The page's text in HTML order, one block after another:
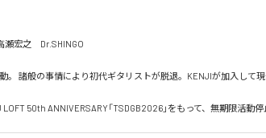
宏之　Dr.SHINGO
。 諸般の事情により初代ギタリストが脱退。KENJIが加入して現
50th ANNIVERSARY「TSDGB2026」をもって、無期限活動停